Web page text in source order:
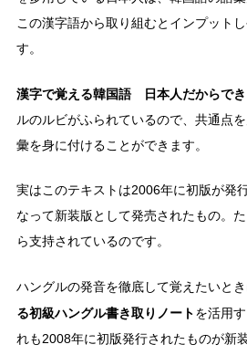
この漢字語から取り組むとインプット
す。
漢字で覚える韓国語 日本人だからでき
ルのルビがふられているので、共通点
彙を身に付けることができます。
実はこのテキストは2006年に初版が発
なって新装版として発売されたもの。
ら支持されているのです。
ハングルの発音を徹底して覚えたいとき
る初級ハングル書き取りノート を活用
れも2008年に初版発行されたものが新